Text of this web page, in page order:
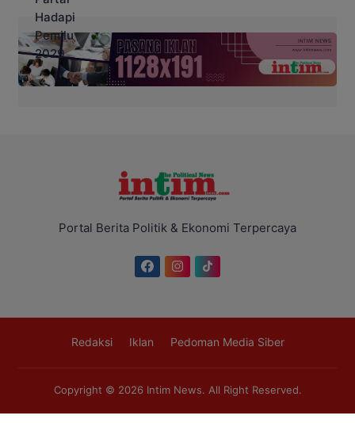
Portal Berita Politik & Ekonomi Terpercaya
Redaksi Iklan Pedoman Media Siber
Copyright © 2026 Intim News. All Right Reserved.